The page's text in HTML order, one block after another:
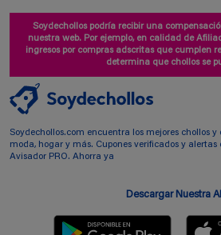
Soydechollos podría recibir una
nuestra web. Por ejemplo, en calidad de
ingresos por compras adscritas que cumplen
determina que chollos se
Soydechollos.com encuentra los mejores chollos
moda, hogar y más. Cupones verificados y
Avisador PRO. Ahorra ya
Descargar Nuestra